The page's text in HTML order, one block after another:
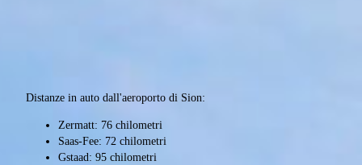
Distanze in auto dall'aeroporto di Sion:
Zermatt: 76 chilometri
Saas-Fee: 72 chilometri
Gstaad: 95 chilometri